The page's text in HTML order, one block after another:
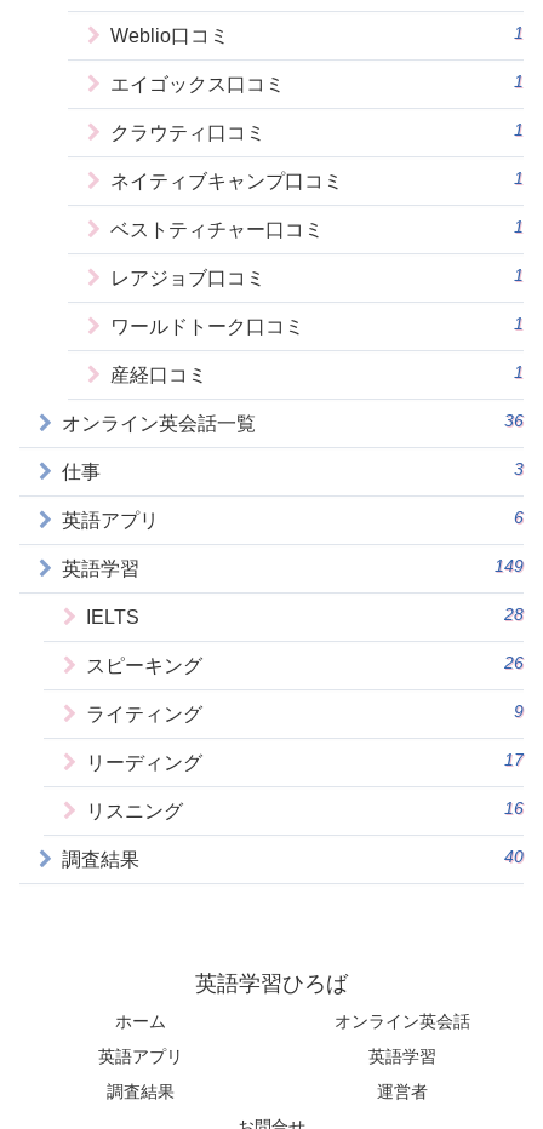
Weblio口コミ 1
エイゴックス口コミ 1
クラウティ口コミ 1
ネイティブキャンプ口コミ 1
ベストティチャー口コミ 1
レアジョブ口コミ 1
ワールドトーク口コミ 1
産経口コミ 1
オンライン英会話一覧 36
仕事 3
英語アプリ 6
英語学習 149
IELTS 28
スピーキング 26
ライティング 9
リーディング 17
リスニング 16
調査結果 40
英語学習ひろば
ホーム
オンライン英会話
英語アプリ
英語学習
調査結果
運営者